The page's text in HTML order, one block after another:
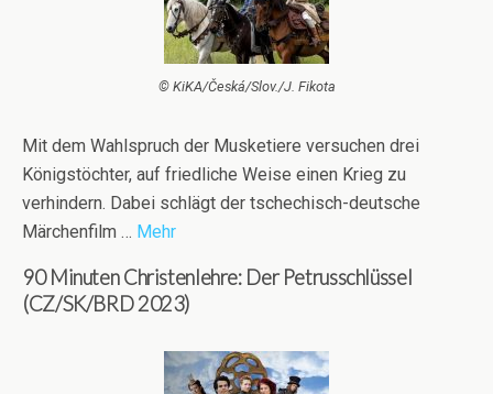
© KiKA/Česká/Slov./J. Fikota
Mit dem Wahlspruch der Musketiere versuchen drei
Königstöchter, auf friedliche Weise einen Krieg zu
verhindern. Dabei schlägt der tschechisch-deutsche
Märchenfilm … Mehr
90 Minuten Christenlehre: Der Petrusschlüssel
(CZ/SK/BRD 2023)